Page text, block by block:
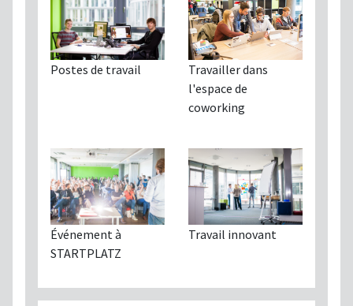
Postes de travail
Travailler dans
l'espace de
coworking
Événement à
STARTPLATZ
Travail innovant